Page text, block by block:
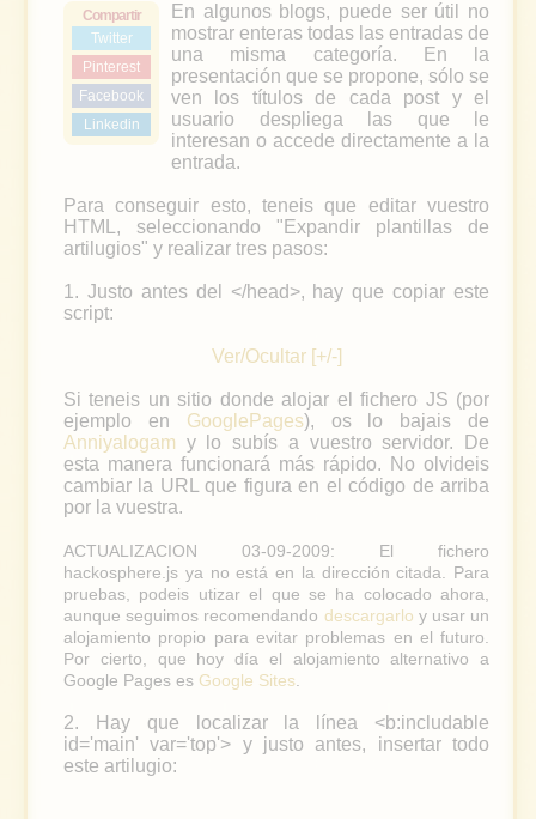
Compartir
Twitter
Pinterest
Facebook
Linkedin
En algunos blogs, puede ser útil no
mostrar enteras todas las entradas de
una misma categoría. En la
presentación que se propone, sólo se
ven los títulos de cada post y el
usuario despliega las que le
interesan o accede directamente a la
entrada.
Para conseguir esto, teneis que editar vuestro
HTML, seleccionando "Expandir plantillas de
artilugios" y realizar tres pasos:
1. Justo antes del </head>, hay que copiar este
script:
Ver/Ocultar [+/-]
Si teneis un sitio donde alojar el fichero JS (por
ejemplo en GooglePages), os lo bajais de
Anniyalogam y lo subís a vuestro servidor. De
esta manera funcionará más rápido. No olvideis
cambiar la URL que figura en el código de arriba
por la vuestra.
ACTUALIZACION 03-09-2009: El fichero
hackosphere.js ya no está en la dirección citada. Para
pruebas, podeis utizar el que se ha colocado ahora,
aunque seguimos recomendando descargarlo y usar un
alojamiento propio para evitar problemas en el futuro.
Por cierto, que hoy día el alojamiento alternativo a
Google Pages es Google Sites.
2. Hay que localizar la línea <b:includable
id='main' var='top'> y justo antes, insertar todo
este artilugio: